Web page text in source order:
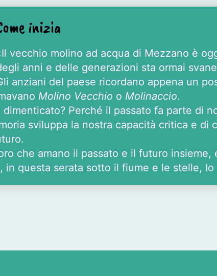
inizia
vecchio molino ad acqua di Mezzano è
anni e delle generazioni sta ormai
anziani del paese ricordano appena un
Molino Vecchio o Molinaccio.
Perché il passato fa parte di
sviluppa la nostra capacità critica e di
che amano il passato e il futuro insieme,
questa serata sotto il fiume e le stelle,